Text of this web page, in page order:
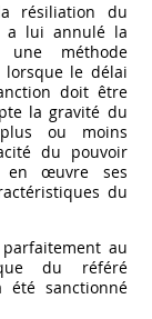
résiliation du
a lui annulé la
méthode
lorsque le délai
doit être
la gravité du
ou moins
du pouvoir
en œuvre ses
du
au
du référé
été sanctionné